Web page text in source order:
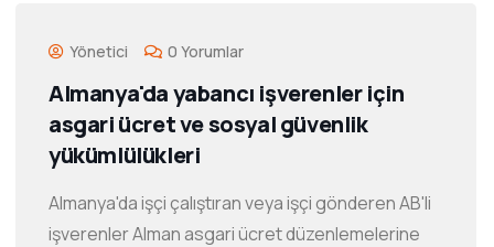
Yönetici 0 Yorumlar
Almanya'da yabancı işverenler için
asgari ücret ve sosyal güvenlik
yükümlülükleri
Almanya'da işçi çalıştıran veya işçi gönderen AB'li
işverenler Alman asgari ücret düzenlemelerine